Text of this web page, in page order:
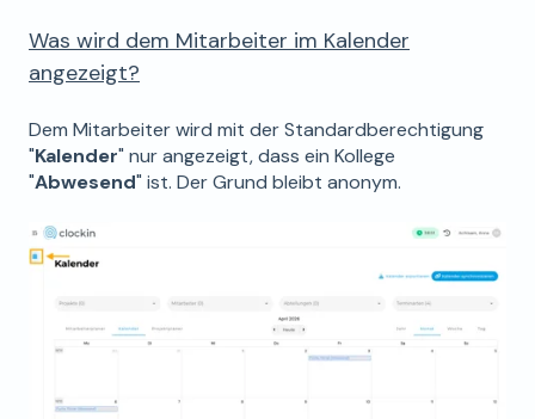
Was wird dem Mitarbeiter im Kalender
angezeigt?
Dem Mitarbeiter wird mit der Standardberechtigung
"Kalender" nur angezeigt, dass ein Kollege
"Abwesend" ist. Der Grund bleibt anonym.